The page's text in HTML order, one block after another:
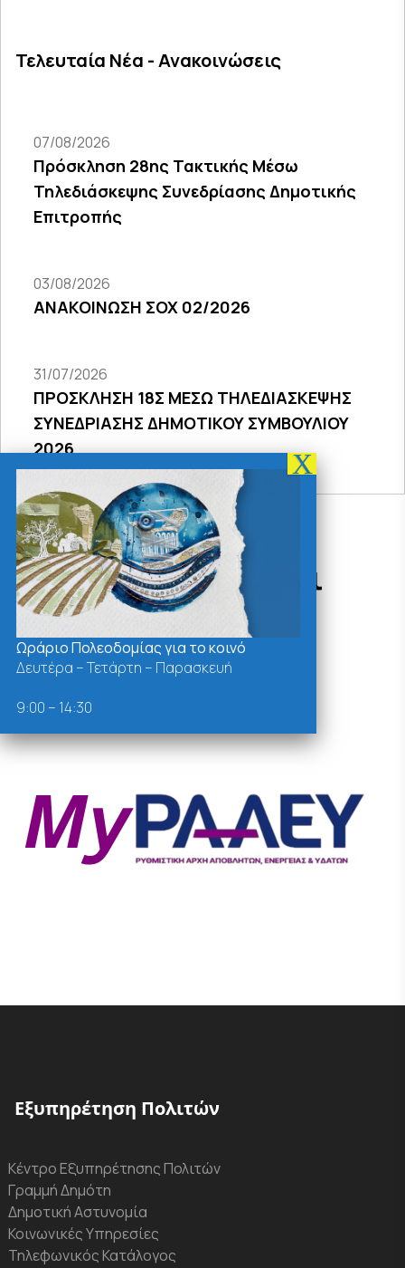
Τελευταία Νέα - Ανακοινώσεις
07/08/2026
Πρόσκληση 28ης Τακτικής Μέσω
Τηλεδιάσκεψης Συνεδρίασης Δημοτικής
Επιτροπής
03/08/2026
ΑΝΑΚΟΙΝΩΣΗ ΣΟΧ 02/2026
31/07/2026
ΠΡΟΣΚΛΗΣΗ 18Σ ΜΕΣΩ ΤΗΛΕΔΙΑΣΚΕΨΗΣ
ΣΥΝΕΔΡΙΑΣΗΣ ΔΗΜΟΤΙΚΟΥ ΣΥΜΒΟΥΛΙΟΥ
2026
Δράσεις - Χρήσιμοι
Σύνδεσμοι
Εξυπηρέτηση Πολιτών
Κέντρο Εξυπηρέτησης Πολιτών
Γραμμή Δημότη
Δημοτική Αστυνομία
Κοινωνικές Υπηρεσίες
Τηλεφωνικός Κατάλογος
Ωράριο Πολεοδομίας για το κοινό
Δευτέρα – Τετάρτη – Παρασκευή
9:00 – 14:30